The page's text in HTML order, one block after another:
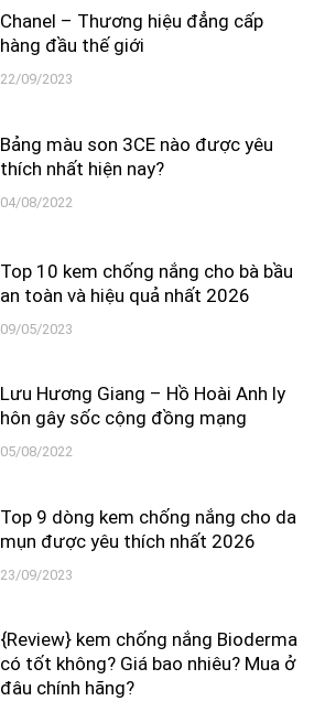
Chanel – Thương hiệu đẳng cấp
hàng đầu thế giới
22/09/2023
Bảng màu son 3CE nào được yêu
thích nhất hiện nay?
04/08/2022
Top 10 kem chống nắng cho bà bầu
an toàn và hiệu quả nhất 2026
09/05/2023
Lưu Hương Giang – Hồ Hoài Anh ly
hôn gây sốc cộng đồng mạng
05/08/2022
Top 9 dòng kem chống nắng cho da
mụn được yêu thích nhất 2026
23/09/2023
{Review} kem chống nắng Bioderma
có tốt không? Giá bao nhiêu? Mua ở
đâu chính hãng?